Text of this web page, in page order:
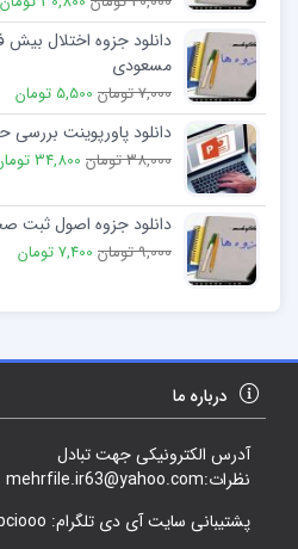
مسعودی
7,000 تومان 5,500 تومان
دانلود پاورپوینت
38,000 تومان 34,800 تومان
دانلود جزوه اصول ثبت
9,000 تومان 7,400 تومان
درباره ما
آدرس الکترونیکی جهت تبادل
نظرات:mehrfile.ir63@yahoo.com
پشتیبانی سایت آی دی تلگرام: pciooo